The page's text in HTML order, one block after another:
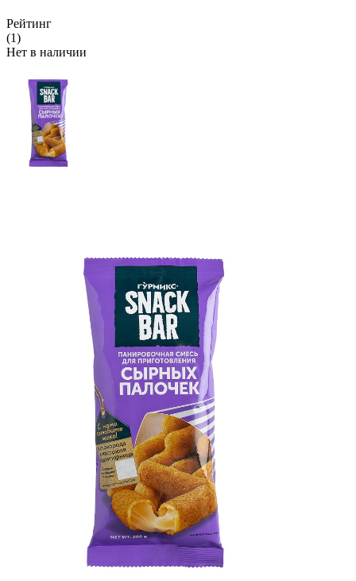
Рейтинг
(1)
Нет в наличии